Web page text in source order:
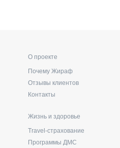
О проекте
Почему Жираф
Отзывы клиентов
Контакты
Жизнь и здоровье
Travel-страхование
Программы ДМС